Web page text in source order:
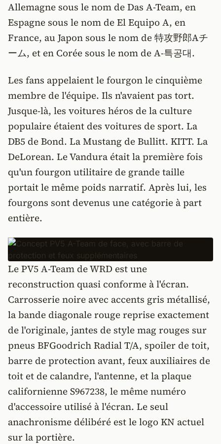
Allemagne sous le nom de Das A-Team, en
Espagne sous le nom de El Equipo A, en
France, au Japon sous le nom de 特攻野郎Aチ
ーム, et en Corée sous le nom de A-특공대.
Les fans appelaient le fourgon le cinquième
membre de l'équipe. Ils n'avaient pas tort.
Jusque-là, les voitures héros de la culture
populaire étaient des voitures de sport. La
DB5 de Bond. La Mustang de Bullitt. KITT. La
DeLorean. Le Vandura était la première fois
qu'un fourgon utilitaire de grande taille
portait le même poids narratif. Après lui, les
fourgons sont devenus une catégorie à part
entière.
Le PV5 A-Team de WRD est une
reconstruction quasi conforme à l'écran.
Carrosserie noire avec accents gris métallisé,
la bande diagonale rouge reprise exactement
de l'originale, jantes de style mag rouges sur
pneus BFGoodrich Radial T/A, spoiler de toit,
barre de protection avant, feux auxiliaires de
toit et de calandre, l'antenne, et la plaque
californienne S967238, le même numéro
d'accessoire utilisé à l'écran. Le seul
anachronisme délibéré est le logo KN actuel
sur la portière.